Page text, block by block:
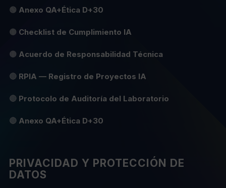
🟢 Anexo QA+Ética D+30
🟡 Checklist de Cumplimiento IA
🟡 Acuerdo de Responsabilidad Técnica
🔴 RPIA — Registro de Proyectos IA
🔴 Protocolo de Auditoría del Laboratorio
🔴 Anexo QA+Ética D+30
PRIVACIDAD Y PROTECCIÓN DE
DATOS